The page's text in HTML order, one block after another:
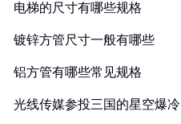
电梯的尺寸有哪些规格
镀锌方管尺寸一般有哪些
铝方管有哪些常见规格
光线传媒参投三国的星空爆冷